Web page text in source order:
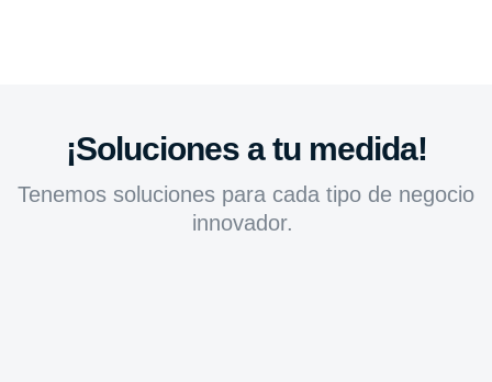
¡Soluciones a tu medida!
Tenemos soluciones para cada tipo de negocio
innovador.